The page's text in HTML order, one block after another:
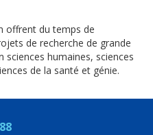
offrent du temps de
de recherche de grande
humaines, sciences
de la santé et génie.